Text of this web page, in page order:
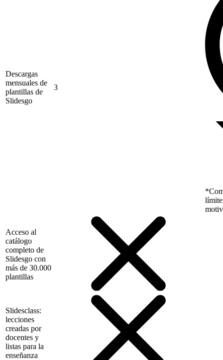
Descargas
mensuales de
plantillas de
Slidesgo
3
límite
Acceso al
catálogo
completo de
Slidesgo con
más de 30.000
plantillas
Slidesclass:
lecciones
creadas por
docentes y
listas para la
enseñanza